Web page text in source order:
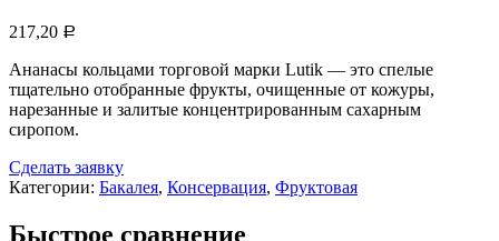
217,20 Р
Ананасы кольцами торговой марки Lutik — это спелые
тщательно отобранные фрукты, очищенные от кожуры,
нарезанные и залитые концентрированным сахарным
сиропом.
Сделать заявку
Категории: Бакалея, Консервация, Фруктовая
Быстрое сравнение